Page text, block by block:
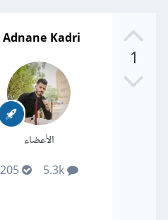
1
Adnane Kadri
الأعضاء
5.3k
205